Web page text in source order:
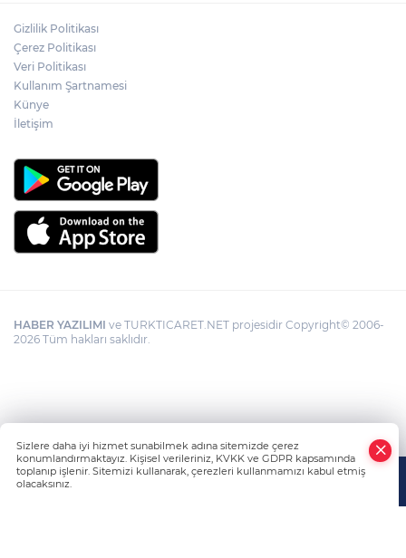
Gizlilik Politikası
Çerez Politikası
Veri Politikası
Kullanım Şartnamesi
Künye
İletişim
HABER YAZILIMI ve TURKTICARET.NET projesidir Copyright© 2006-
2026 Tüm hakları saklıdır.
Sizlere daha iyi hizmet sunabilmek adına sitemizde çerez
konumlandırmaktayız. Kişisel verileriniz, KVKK ve GDPR kapsamında
toplanıp işlenir. Sitemizi kullanarak, çerezleri kullanmamızı kabul etmiş
olacaksınız.